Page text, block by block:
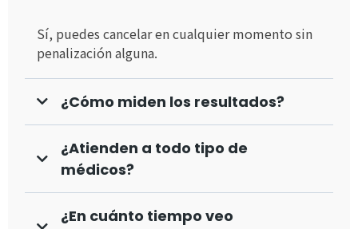
Sí, puedes cancelar en cualquier momento sin
penalización alguna.
¿Cómo miden los resultados?
¿Atienden a todo tipo de
médicos?
¿En cuánto tiempo veo